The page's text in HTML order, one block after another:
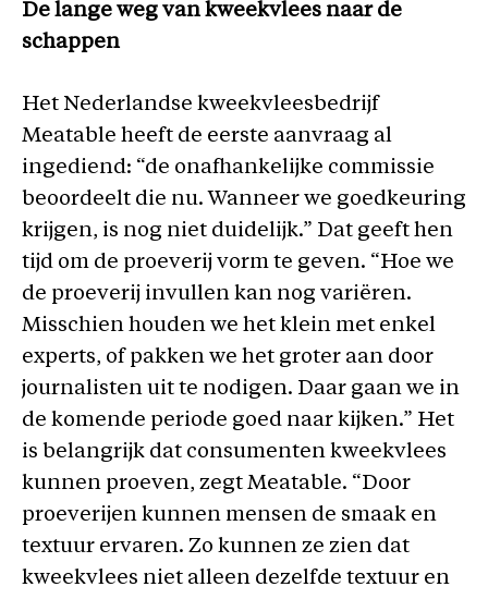
De lange weg van kweekvlees naar de
schappen
Het Nederlandse kweekvleesbedrijf
Meatable heeft de eerste aanvraag al
ingediend: “de onafhankelijke commissie
beoordeelt die nu. Wanneer we goedkeuring
krijgen, is nog niet duidelijk.” Dat geeft hen
tijd om de proeverij vorm te geven. “Hoe we
de proeverij invullen kan nog variëren.
Misschien houden we het klein met enkel
experts, of pakken we het groter aan door
journalisten uit te nodigen. Daar gaan we in
de komende periode goed naar kijken.” Het
is belangrijk dat consumenten kweekvlees
kunnen proeven, zegt Meatable. “Door
proeverijen kunnen mensen de smaak en
textuur ervaren. Zo kunnen ze zien dat
kweekvlees niet alleen dezelfde textuur en